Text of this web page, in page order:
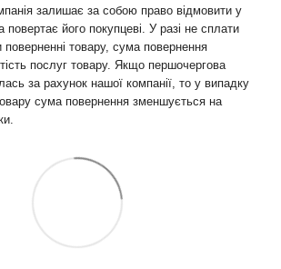
залишає за собою право відмовити у
повертає його покупцеві. У разі не сплати
поверненні товару, сума повернення
послуг товару. Якщо першочергова
за рахунок нашої компанії, то у випадку
сума повернення зменшується на